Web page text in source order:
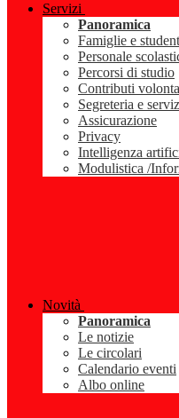
Servizi
Panoramica
Famiglie e
Personale
Percorsi di studio
Contributi
Segreteria e
Assicurazione
Privacy
Intelligenza
Modulistica /
Novità
Panoramica
Le notizie
Le circolari
Calendario eventi
Albo online